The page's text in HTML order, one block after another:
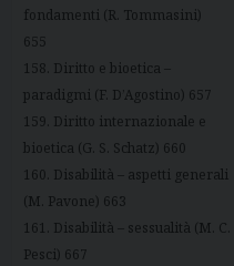
fondamenti (R. Tommasini)
655
158. Diritto e bioetica –
paradigmi (F. D’Agostino) 657
159. Diritto internazionale e
bioetica (G. S. Schatz) 660
160. Disabilità – aspetti generali
(M. Pavone) 663
161. Disabilità – sessualità (M. C.
Pesci) 667